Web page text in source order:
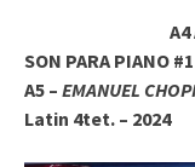
A4
SON PARA PIANO
A5 – EMANUEL
Latin 4tet. – 2024